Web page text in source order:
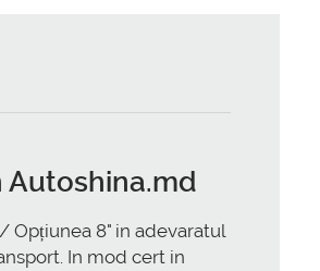
Autoshina.md
Opțiunea 8" in adevaratul
In mod cert in